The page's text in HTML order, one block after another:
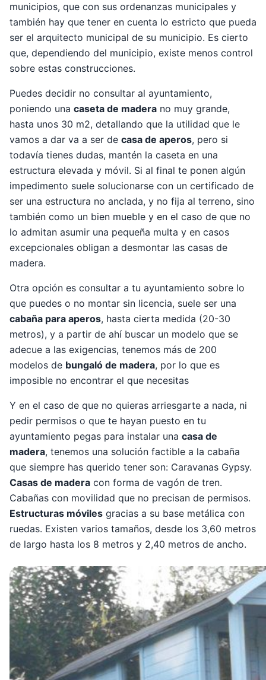
municipios, que con sus ordenanzas municipales y
también hay que tener en cuenta lo estricto que pueda
ser el arquitecto municipal de su municipio. Es cierto
que, dependiendo del municipio, existe menos control
sobre estas construcciones.
Puedes decidir no consultar al ayuntamiento,
poniendo una caseta de madera no muy grande,
hasta unos 30 m2, detallando que la utilidad que le
vamos a dar va a ser de casa de aperos, pero si
todavía tienes dudas, mantén la caseta en una
estructura elevada y móvil. Si al final te ponen algún
impedimento suele solucionarse con un certificado de
ser una estructura no anclada, y no fija al terreno, sino
también como un bien mueble y en el caso de que no
lo admitan asumir una pequeña multa y en casos
excepcionales obligan a desmontar las casas de
madera.
Otra opción es consultar a tu ayuntamiento sobre lo
que puedes o no montar sin licencia, suele ser una
cabaña para aperos, hasta cierta medida (20-30
metros), y a partir de ahí buscar un modelo que se
adecue a las exigencias, tenemos más de 200
modelos de bungaló de madera, por lo que es
imposible no encontrar el que necesitas
Y en el caso de que no quieras arriesgarte a nada, ni
pedir permisos o que te hayan puesto en tu
ayuntamiento pegas para instalar una casa de
madera, tenemos una solución factible a la cabaña
que siempre has querido tener son: Caravanas Gypsy.
Casas de madera con forma de vagón de tren.
Cabañas con movilidad que no precisan de permisos.
Estructuras móviles gracias a su base metálica con
ruedas. Existen varios tamaños, desde los 3,60 metros
de largo hasta los 8 metros y 2,40 metros de ancho.